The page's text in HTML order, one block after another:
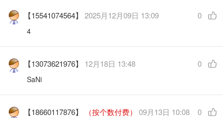
【15541074564】2025月12月09日 13:09 0
4
【13073621976】 12月18日 13:48 0
SaNi
【18660117876】 （按个数付费） 09月13日 10:08 0